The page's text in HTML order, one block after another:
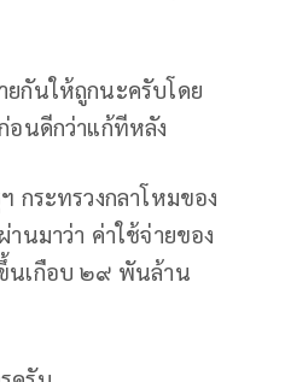
ยกันให้ถูกนะครับโดย
อนดีกว่าแก้ทีหลัง
กระทรวงกลาโหมของ
านมาว่า ค่าใช้จ่ายของ
นเกือบ ๒๙ พันล้าน